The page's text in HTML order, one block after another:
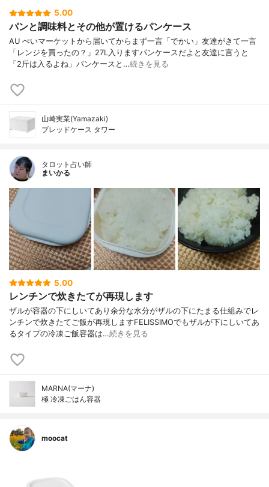
5.00
パンと調味料とその他が置けるパンケース
AU ぺいマーケットから届いてからまず一言「でかい」友達がきて一言
「レンジを買ったの？」27L入りますパンケースだよと友達に言うと
「2斤は入るよね」パンケースと…続きを見る
山崎実業(Yamazaki)
ブレッドケース タワー
タロット占い師
まいかる
5.00
レンチンで炊きたてが再現します
ザルが容器の下にしいてあり余分な水分がザルの下にたまる仕組みでレ
ンチンで炊きたてご飯が再現しますFELISSIMOでもザルが下にしいてあ
るタイプの冷凍ご飯容器は…続きを見る
MARNA(マーナ)
極 冷凍ごはん容器
moocat